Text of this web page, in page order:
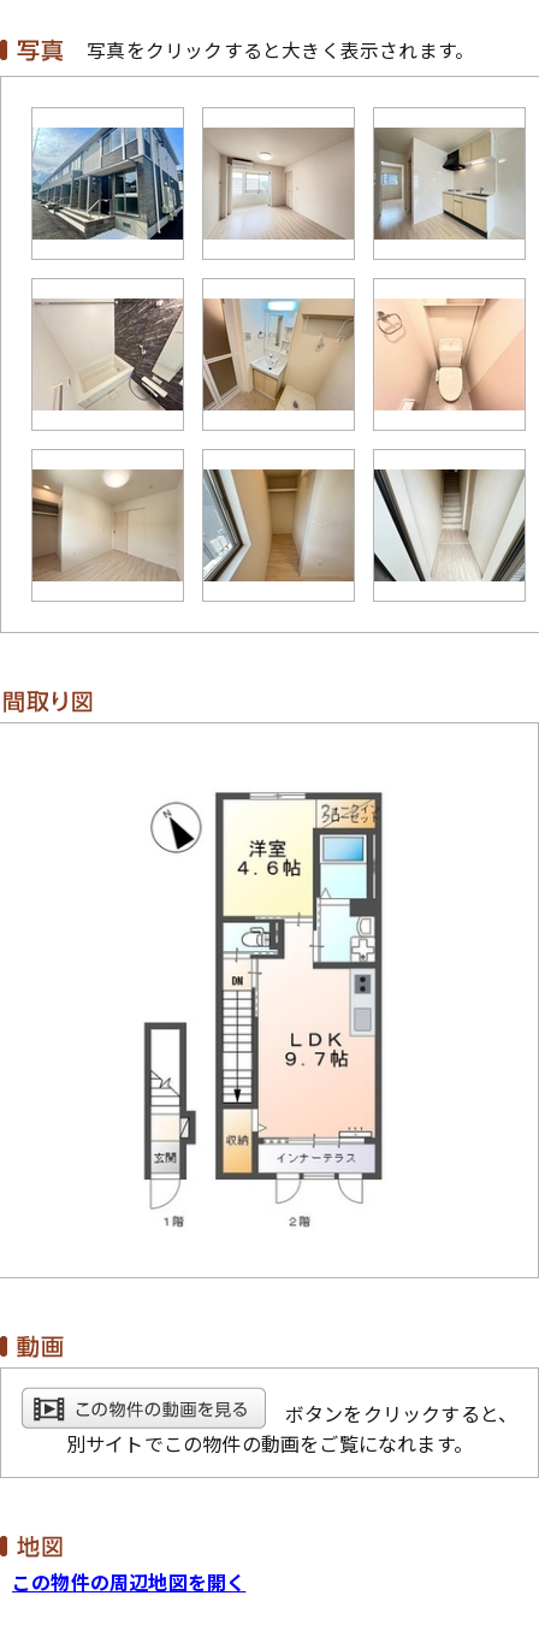
写真をクリックすると大きく表示されます。
ボタンをクリックすると、
別サイトでこの物件の動画をご覧になれます。
この物件の周辺地図を開く